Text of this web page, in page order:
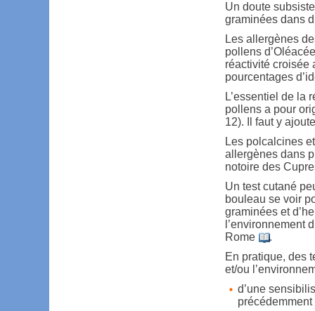
Un doute
graminées dans
Les allergènes
pollens
réactivité croisée
pourcentages
L’essentiel de la
pollens a pour
12). Il faut y
Les polcalcines
allergènes dans
notoire des
Un test cutané
bouleau se voir
graminées et
l’environnement
Rome
.
En pratique, des
et/ou
d’une